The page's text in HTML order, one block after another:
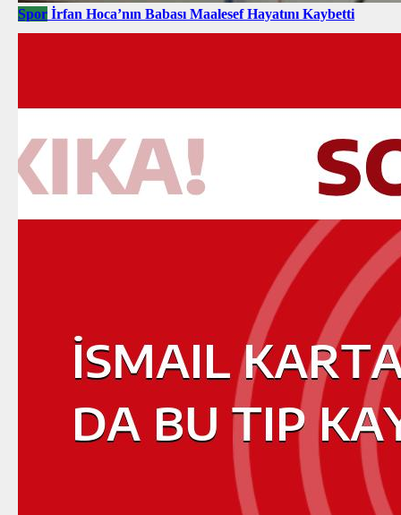
Spor İrfan Hoca’nın Babası Maalesef Hayatını Kaybetti